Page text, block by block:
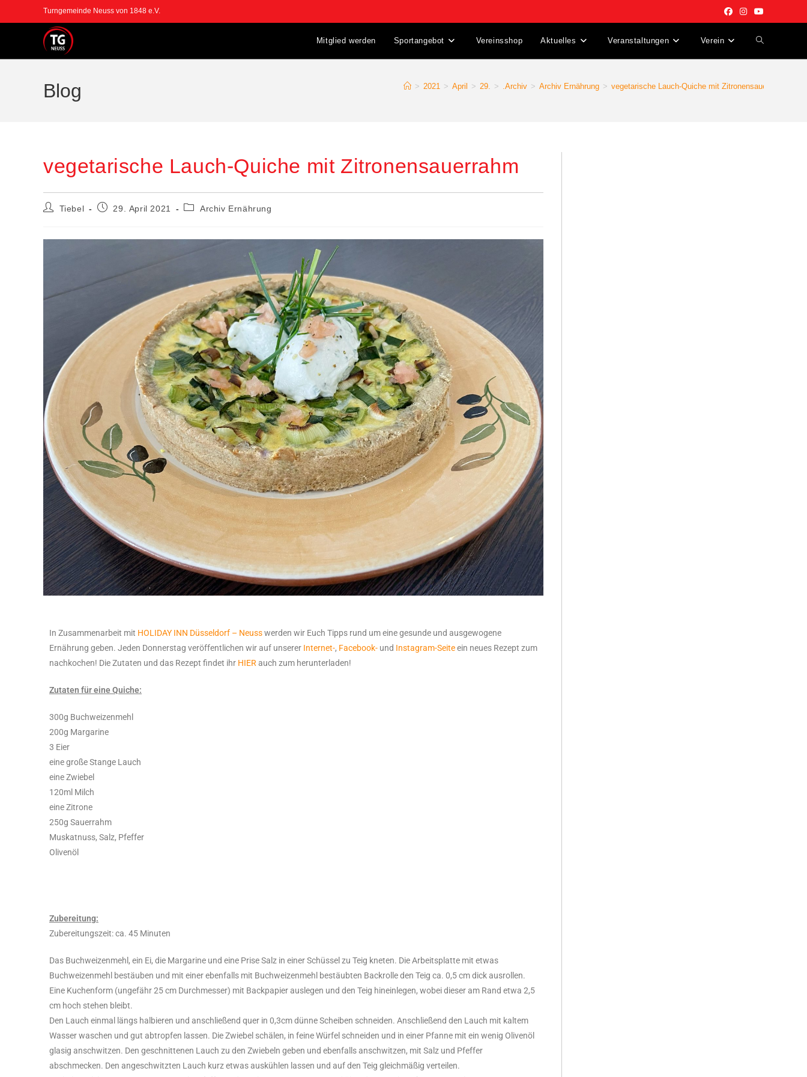
Turngemeinde Neuss von 1848 e.V.
Mitglied werden Sportangebot Vereinsshop Aktuelles Veranstaltungen Verein
Blog > 2021 > April > 29. > .Archiv > Archiv Ernährung > vegetarische Lauch-Quiche mit Zitronensauerrahm
vegetarische Lauch-Quiche mit Zitronensauerrahm
Tiebel 29. April 2021 Archiv Ernährung
In Zusammenarbeit mit HOLIDAY INN Düsseldorf – Neusswerden wir Euch Tipps rund um eine gesunde und ausgewogene
Ernährung geben. Jeden Donnerstag veröffentlichen wir auf unserer Internet-, Facebook- und Instagram-Seiteein neues Rezept zum
nachkochen! Die Zutaten und das Rezept findet ihr HIERauch zum herunterladen!
Zutaten für eine Quiche:
300g Buchweizenmehl
200g Margarine
3 Eier
eine große Stange Lauch
eine Zwiebel
120ml Milch
eine Zitrone
250g Sauerrahm
Muskatnuss, Salz, Pfeffer
Olivenöl
Zubereitung:
Zubereitungszeit: ca. 45 Minuten
Das Buchweizenmehl, ein Ei, die Margarine und eine Prise Salz in einer Schüssel zu Teig kneten. Die Arbeitsplatte mit etwas
Buchweizenmehl bestäuben und mit einer ebenfalls mit Buchweizenmehl bestäubten Backrolle den Teig ca. 0,5 cm dick ausrollen.
Eine Kuchenform (ungefähr 25 cm Durchmesser) mit Backpapier auslegen und den Teig hineinlegen, wobei dieser am Rand etwa 2,5
cm hoch stehen bleibt.
Den Lauch einmal längs halbieren und anschließend quer in 0,3cm dünne Scheiben schneiden. Anschließend den Lauch mit kaltem
Wasser waschen und gut abtropfen lassen. Die Zwiebel schälen, in feine Würfel schneiden und in einer Pfanne mit ein wenig Olivenöl
glasig anschwitzen. Den geschnittenen Lauch zu den Zwiebeln geben und ebenfalls anschwitzen, mit Salz und Pfeffer
abschmecken. Den angeschwitzten Lauch kurz etwas auskühlen lassen und auf den Teig gleichmäßig verteilen.